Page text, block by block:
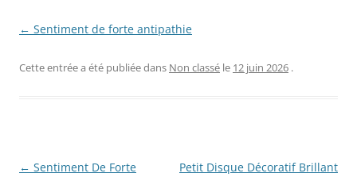
← Sentiment de forte antipathie
Cette entrée a été publiée dans Non classé le 12 juin 2026 .
Navigation
← Sentiment De Forte
Petit Disque Décoratif Brillant